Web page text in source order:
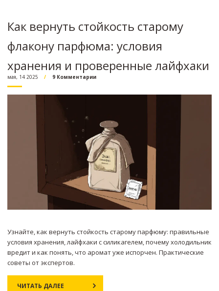
Как вернуть стойкость старому
флакону парфюма: условия
хранения и проверенные лайфхаки
мая, 14 2025 9 Комментарии
Узнайте, как вернуть стойкость старому парфюму: правильные
условия хранения, лайфхаки с силикагелем, почему холодильник
вредит и как понять, что аромат уже испорчен. Практические
советы от экспертов.
ЧИТАТЬ ДАЛЕЕ